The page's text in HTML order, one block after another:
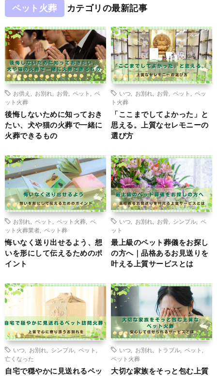
ペット火葬 カテゴリの最新記事
お供え お別れ お骨 ペット
ペ
ット火葬
後悔しないために知っておき
たい、犬や猫の火葬で一緒に
火葬できるもの
いつ お別れ お骨 ペット
ペッ
ト火葬
「ここまでしてよかった」と
思える。上質なセレモニーの
選び方
お別れ ペット ペット火葬
ペ
ット火葬業者
ペット葬
悔いなく送り出せるよう、想
いを形にして伝えるためのポ
イント
いつ お別れ お骨 シンプル
ペ
ット
最上級のペット葬儀をお探し
の方へ｜品格あるお見送りを
叶える上質サービスとは
いつ お別れ シンプル ペット
亡くなった
自宅で穏やかに見送れるペッ
いつ お別れ トラブル ペット
ペット火葬
大切な家族をそっと包む上質